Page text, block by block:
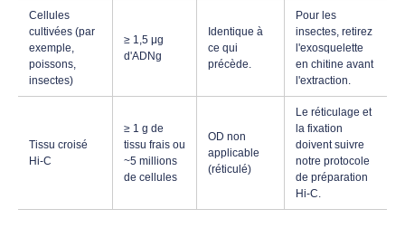
Cellules
cultivées (par
exemple,
poissons,
insectes)
≥ 1,5 μg
d'ADNg
Identique à
ce qui
précède.
Pour les
insectes, retirez
l'exosquelette
en chitine avant
l'extraction.
Tissu croisé
Hi-C
≥ 1 g de
tissu frais ou
~5 millions
de cellules
OD non
applicable
(réticulé)
Le réticulage et
la fixation
doivent suivre
notre protocole
de préparation
Hi-C.